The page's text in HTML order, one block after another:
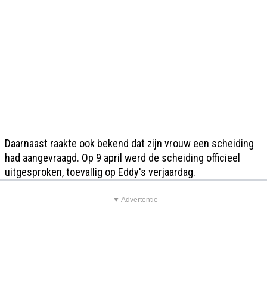
Daarnaast raakte ook bekend dat zijn vrouw een scheiding
had aangevraagd. Op 9 april werd de scheiding officieel
uitgesproken, toevallig op Eddy's verjaardag.
▼ Advertentie